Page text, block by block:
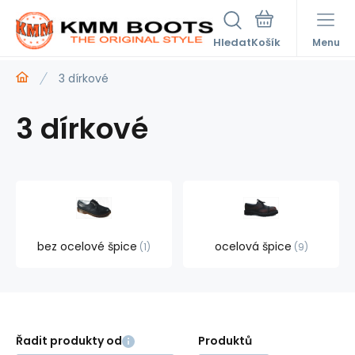
Hledat Menu
3 dírkové
3 dírkové
bez ocelové špice 1 ocelová špice 9
Řadit produkty od Produktů